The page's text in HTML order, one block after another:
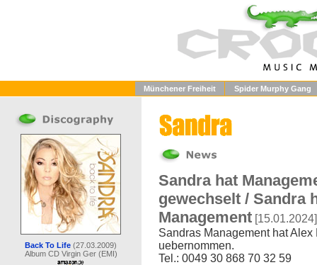
Münchener Freiheit Spider Murphy Gang
Back To Life (27.03.2009)
Album CD Virgin Ger (EMI)
Sandra hat
gewechselt / Sandra
Management [15.01.2024]
Sandras Management hat
uebernommen.
Tel.: 0049 30 868 70 32 59